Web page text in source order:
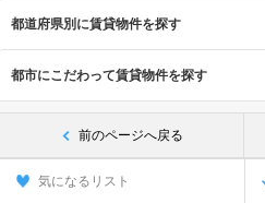
都道府県別に賃貸物件を探す
都市にこだわって賃貸物件を探す
前のページへ戻る
気になるリスト